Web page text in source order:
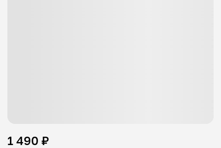
1 490 ₽